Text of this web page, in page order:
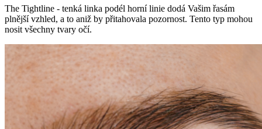
The Tightline - tenká linka podél horní linie dodá Vašim řasám
plnější vzhled, a to aniž by přitahovala pozornost. Tento typ mohou
nosit všechny tvary očí.